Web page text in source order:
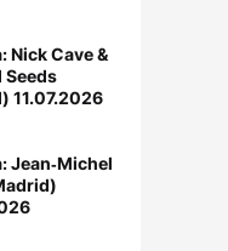
Nick Cave &
Seeds
11.07.2026
Jean‐Michel